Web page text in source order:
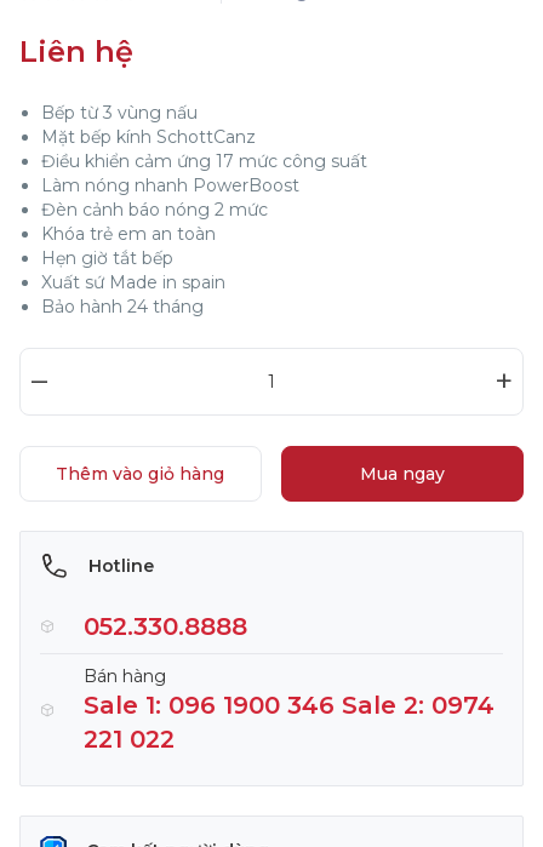
Liên hệ
Bếp từ 3 vùng nấu
Mặt bếp kính SchottCanz
Điều khiển cảm ứng 17 mức công suất
Làm nóng nhanh PowerBoost
Đèn cảnh báo nóng 2 mức
Khóa trẻ em an toàn
Hẹn giờ tắt bếp
Xuất sứ Made in spain
Bảo hành 24 tháng
– +
Thêm vào giỏ hàng Mua ngay
Hotline
052.330.8888
Bán hàng
Sale 1: 096 1900 346 Sale 2: 0974
221 022